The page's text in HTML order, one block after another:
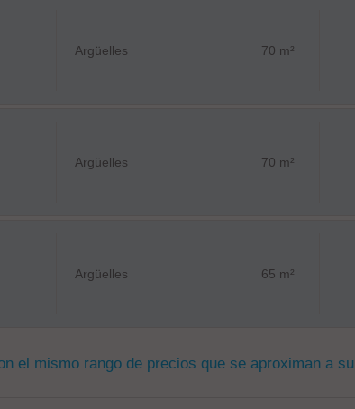
Argüelles 70 m²
Argüelles 70 m²
Argüelles 65 m²
el mismo rango de precios que se aproximan a